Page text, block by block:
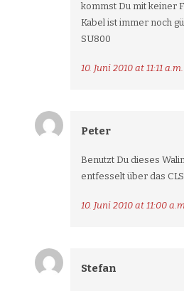
kommst Du mit keiner
Kabel ist immer noch
SU800
10. Juni 2010 at 11:11 a.m.
Peter
Benutzt Du dieses
entfesselt über das
10. Juni 2010 at 11:00
Stefan